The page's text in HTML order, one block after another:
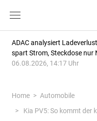
ADAC analysiert
spart Strom, Steckdose nur
06.08.2026, 14:17 Uhr
Home
Automobile
Kia PV5: So kommt der